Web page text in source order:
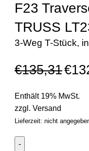
F23
TRUSS
3-Weg T-Stück,
€135,31€
Enthält 19% MwSt.
zzgl. Versand
Lieferzeit: nicht